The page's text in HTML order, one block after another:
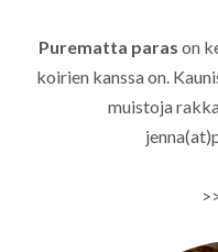
Purematta paras on
koirien kanssa on.
muistoja